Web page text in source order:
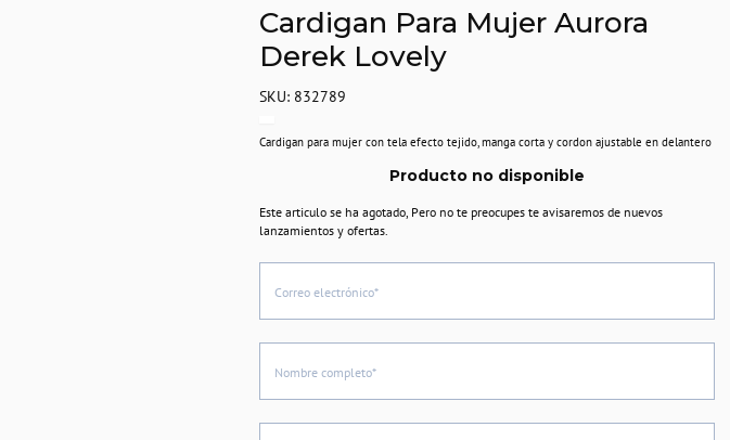
Cardigan Para Mujer Aurora
Derek Lovely
SKU: 832789
Cardigan para mujer con tela efecto tejido, manga corta y cordon ajustable en delantero
Producto no disponible
Este articulo se ha agotado, Pero no te preocupes te avisaremos de nuevos
lanzamientos y ofertas.
Correo electrónico*
Nombre completo*